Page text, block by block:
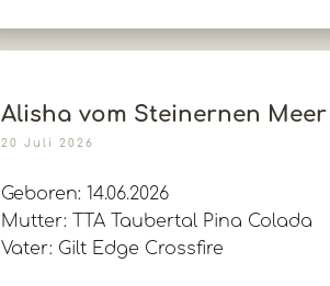
Alisha vom Steinernen Meer
20 Juli 2026
Geboren: 14.06.2026
Mutter: TTA Taubertal Pina Colada
Vater: Gilt Edge Crossfire